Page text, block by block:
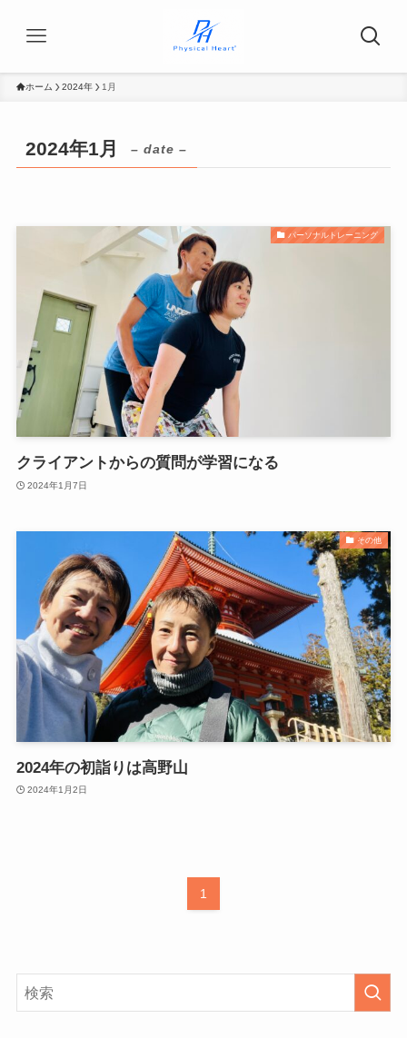
ホーム 2024年 1月
2024年1月 – date –
パーソナルトレーニング
クライアントからの質問が学習になる
2024年1月7日
その他
2024年の初詣りは高野山
2024年1月2日
1